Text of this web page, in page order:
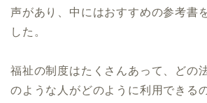
声があり、中にはおすすめの参考書
した。
福祉の制度はたくさんあって、どの
のような人がどのように利用できる